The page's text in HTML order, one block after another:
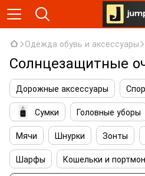
Одежда обувь и аксессуары
Солнцезащитные
Дорожные аксессуары
Сумки
Головные уборы
Мячи
Шнурки Зонты
Шарфы
Кошельки и